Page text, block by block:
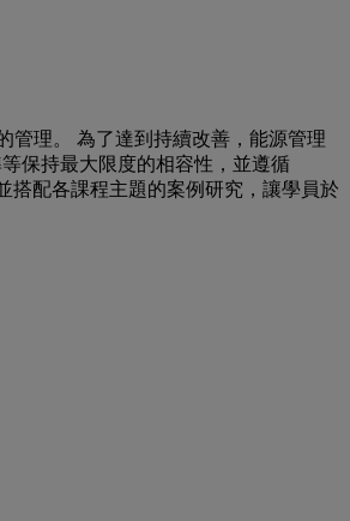
管理。 為了達到持續改善，能源管理
保持最大限度的相容性，並遵循
搭配各課程主題的案例研究，讓學員於